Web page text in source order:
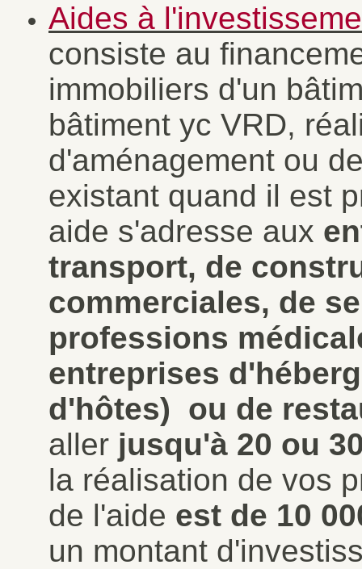
Aides à
consiste au
immobiliers d'un
bâtiment yc VRD,
d'aménagement ou
existant quand il est
aide s'adresse aux
transport, de
commerciales, de
professions
entreprises
d'hôtes) ou de
aller jusqu'à 20 ou
la réalisation de vos
de l'aide est de 10
un montant